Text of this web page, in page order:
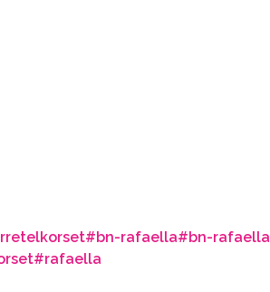
#bn-rafaella#bn-rafaella
#rafaella